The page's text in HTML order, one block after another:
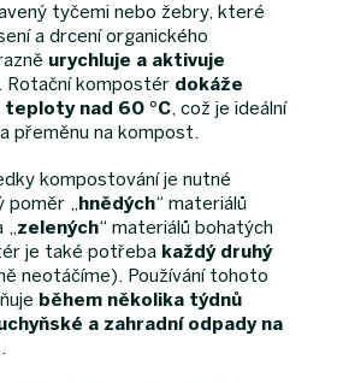
tyčemi nebo žebry, které
a drcení organického
urychluje a aktivuje
. Rotační kompostér dokáže
nad 60 °C, což je ideální
přeměnu na kompost.
kompostování je nutné
poměr „ hnědých“ materiálů
„zelených“ materiálů bohatých
je také potřeba každý druhý
neotáčíme). Používání tohoto
během několika týdnů
a zahradní odpady na
.